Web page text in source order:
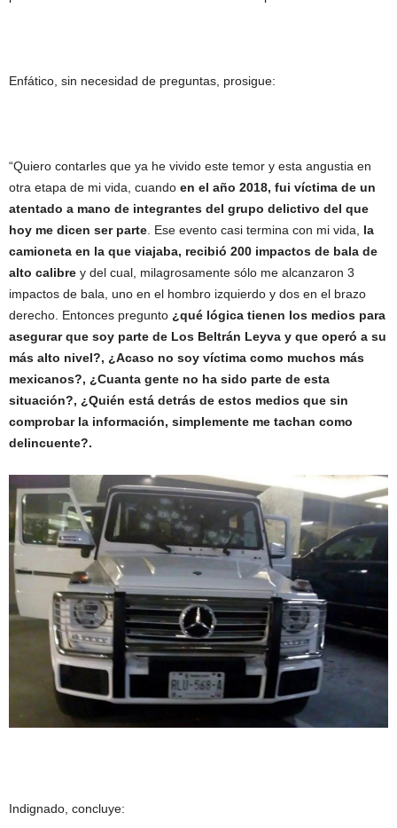
Enfático, sin necesidad de preguntas, prosigue:
“Quiero contarles que ya he vivido este temor y esta angustia en
otra etapa de mi vida, cuando en el año 2018, fui víctima de un
atentado a mano de integrantes del grupo delictivo del que
hoy me dicen ser parte . Ese evento casi termina con mi vida, la
camioneta en la que viajaba, recibió 200 impactos de bala de
alto calibre y del cual, milagrosamente sólo me alcanzaron 3
impactos de bala, uno en el hombro izquierdo y dos en el brazo
derecho. Entonces pregunto ¿qué lógica tienen los medios para
asegurar que soy parte de Los Beltrán Leyva y que operó a su
más alto nivel?, ¿Acaso no soy víctima como muchos más
mexicanos?, ¿Cuanta gente no ha sido parte de esta
situación?, ¿Quién está detrás de estos medios que sin
comprobar la información, simplemente me tachan como
delincuente?.
Indignado, concluye: